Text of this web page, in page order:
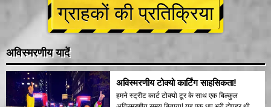
ग्राहकों की प्रतिक्रिया
अविस्मरणीय यादें
अविस्मरणीय टोक्यो कार्टिंग साहसिकता!
हमने स्ट्रीट कार्ट टोक्यो टूर के साथ एक बिल्कुल